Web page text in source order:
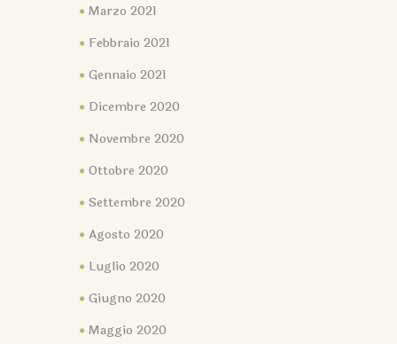
Marzo 2021
Febbraio 2021
Gennaio 2021
Dicembre 2020
Novembre 2020
Ottobre 2020
Settembre 2020
Agosto 2020
Luglio 2020
Giugno 2020
Maggio 2020